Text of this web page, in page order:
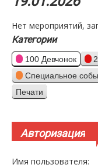
Нет мероприятий,
Категории
100 Девчонок
Специальное
Просмотр
Печати
Авторизация
Имя пользователя: